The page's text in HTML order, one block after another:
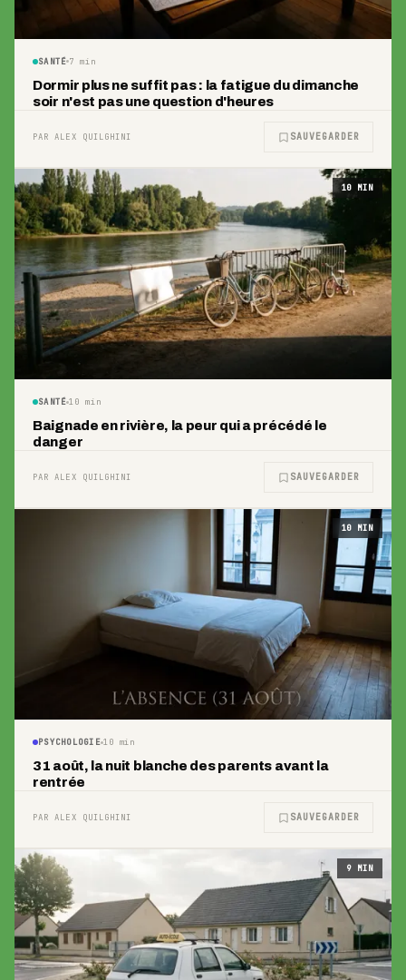
SANTÉ 7 min
Dormir plus ne suffit pas : la fatigue du dimanche
soir n'est pas une question d'heures
PAR ALEX QUILGHINI SAUVEGARDER
10 MIN
SANTÉ 10 min
Baignade en rivière, la peur qui a précédé le
danger
PAR ALEX QUILGHINI SAUVEGARDER
10 MIN
PSYCHOLOGIE 10 min
31 août, la nuit blanche des parents avant la
rentrée
PAR ALEX QUILGHINI SAUVEGARDER
9 MIN